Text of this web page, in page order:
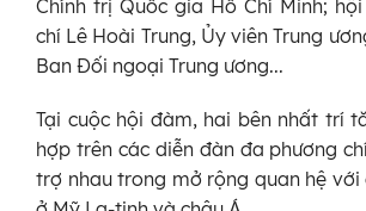
Chính trị Quốc gia Hồ Chí Minh;
chí Lê Hoài Trung, Ủy viên Trung
Ban Đối ngoại Trung ương...
Tại cuộc hội đàm, hai bên nhất trí
hợp trên các diễn đàn đa phương
trợ nhau trong mở rộng quan hệ với